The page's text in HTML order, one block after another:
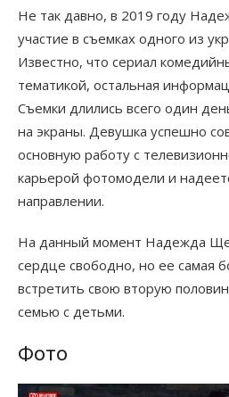
Не так давно, в 2019 году
участие в съемках одного из
Известно, что сериал
тематикой, остальная
Съемки длились всего один
на экраны. Девушка успешно
основную работу с
карьерой фотомодели и
направлении.
На данный момент Надежда
сердце свободно, но ее самая
встретить свою вторую
семью с детьми.
Фото